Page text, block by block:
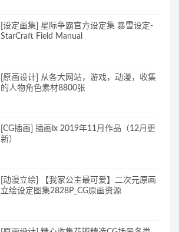
[设定画集] 星际争霸官方设定集 暴雪设定-
StarCraft Field Manual
[原画设计] 从各大网站，游戏，动漫，收集
的人物角色素材8800张
[CG插画] 插画lx 2019年11月作品（12月更
新）
[动漫立绘] 【我家公主最可爱】二次元原画
立绘设定图集2828P_CG原画资源